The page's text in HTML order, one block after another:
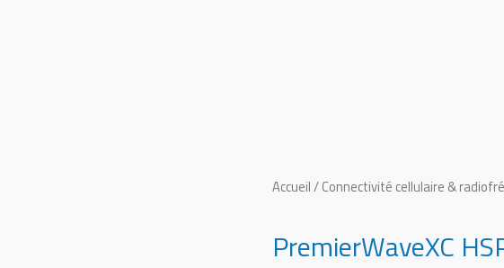
Accueil/Connectivité cellulaire &
PremierWaveXC